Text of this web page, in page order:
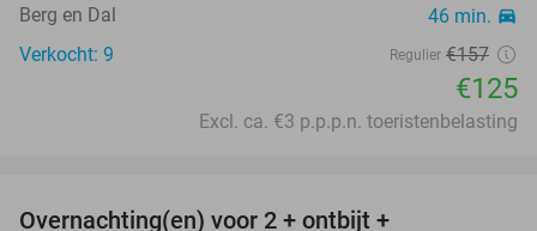
Berg en Dal 46 min. directions_car
Verkocht: 9 Regulier €157
€125
Excl. ca. €3 p.p.p.n. toeristenbelasting
Overnachting(en) voor 2 + ontbijt +